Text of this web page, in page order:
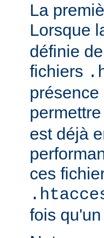
La
Lorsque
définie
fichiers
est déjà
ces
fois